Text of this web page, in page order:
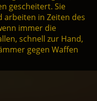
gescheitert. Sie
arbeiten in Zeiten des
immer die
schnell zur Hand,
gegen Waffen